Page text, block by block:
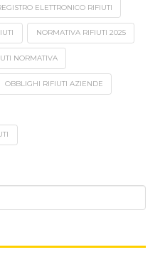
ELETTRONICO RIFIUTI
NORMATIVA RIFIUTI 2025
NORMATIVA
OBBLIGHI RIFIUTI AZIENDE